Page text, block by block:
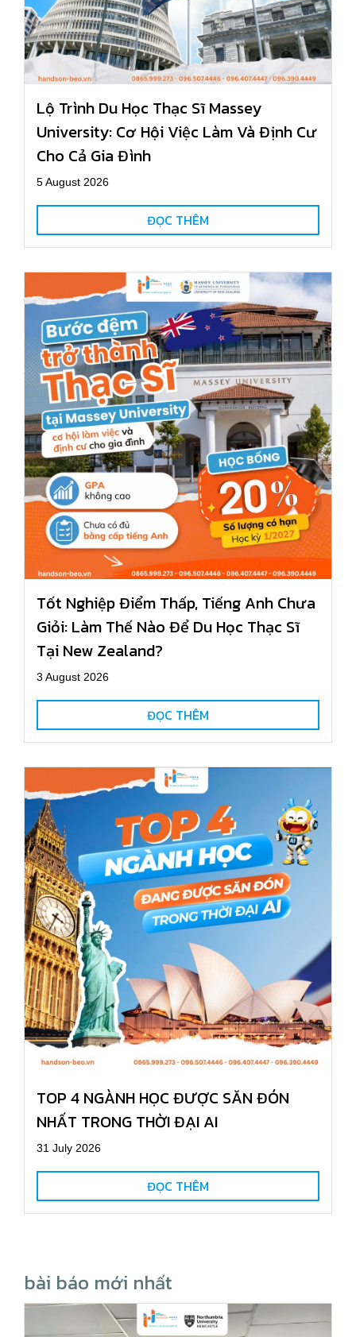
Lộ Trình Du Học Thạc Sĩ Massey
University: Cơ Hội Việc Làm Và Định Cư
Cho Cả Gia Đình
5 August 2026
ĐỌC THÊM
Tốt Nghiệp Điểm Thấp, Tiếng Anh Chưa
Giỏi: Làm Thế Nào Để Du Học Thạc Sĩ
Tại New Zealand?
3 August 2026
ĐỌC THÊM
TOP 4 NGÀNH HỌC ĐƯỢC SĂN ĐÓN
NHẤT TRONG THỜI ĐẠI AI
31 July 2026
ĐỌC THÊM
bài báo mới nhất